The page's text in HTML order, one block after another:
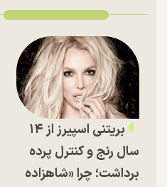
بریتنی اسپیرز از ۱۴
سال رنج و کنترل پرده
برداشت؛ چرا «شاهزاده